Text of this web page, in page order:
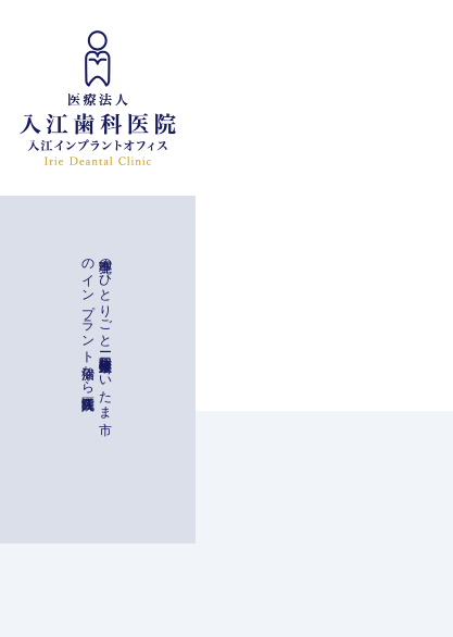
理事亮の
ひ
と
り
ご
と
ー
与野駅徒歩二分
埼玉県さ
い
た
ま
市
の
イ
ン
プ
ラ
ン
ト
治療な
ら
入江歯科医院